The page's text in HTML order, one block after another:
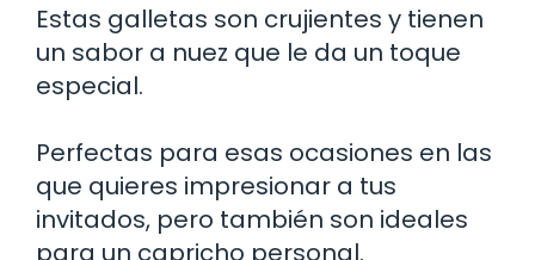
Estas galletas son crujientes y tienen
un sabor a nuez que le da un toque
especial.
Perfectas para esas ocasiones en las
que quieres impresionar a tus
invitados, pero también son ideales
para un capricho personal.